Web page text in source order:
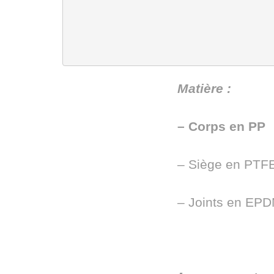
Matière :
– Corps en PP
– Siège en
– Joints en